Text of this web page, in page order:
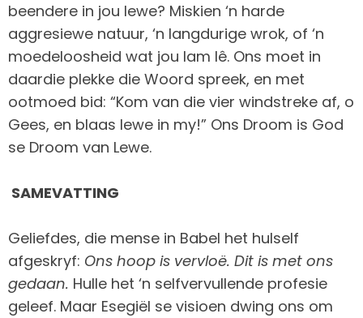
beendere in jou lewe? Miskien ‘n harde
aggresiewe natuur, ‘n langdurige wrok, of ‘n
moedeloosheid wat jou lam lê. Ons moet in
daardie plekke die Woord spreek, en met
ootmoed bid: “Kom van die vier windstreke af, o
Gees, en blaas lewe in my!” Ons Droom is God
se Droom van Lewe.
SAMEVATTING
Geliefdes, die mense in Babel het hulself
afgeskryf: Ons hoop is vervloë. Dit is met ons
gedaan. Hulle het ‘n selfvervullende profesie
geleef. Maar Esegiël se visioen dwing ons om